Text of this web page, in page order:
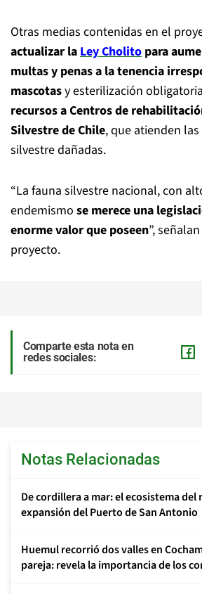
Otras medias contenidas en el
actualizar laLey Cholito para
multas y penas a la tenencia
mascotasy esterilización
recursos a Centros de
Silvestre de Chile, que atienden
silvestre dañadas.
“La fauna silvestre nacional, con
endemismo se merece una
enorme valor que poseen”,
proyecto.
Comparte esta nota en
redes sociales:
Notas Relacionadas
De cordillera a mar: el ecosistema
expansión del Puerto de San Antonio
Huemul recorrió dos valles en
pareja: revela la importancia de los